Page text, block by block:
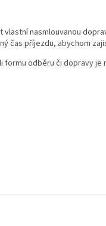
vlastní nasmlouvanou
čas příjezdu, abychom
formu odběru či dopravy